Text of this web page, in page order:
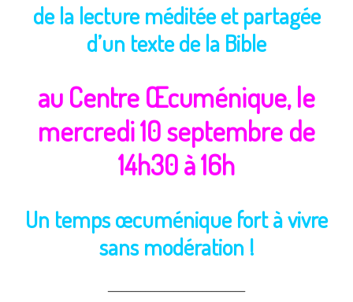
de la lecture méditée et partagée
d’un texte de la Bible
au Centre Œcuménique, le
mercredi 10 septembre de
14h30 à 16h
Un temps œcuménique fort à vivre
sans modération !